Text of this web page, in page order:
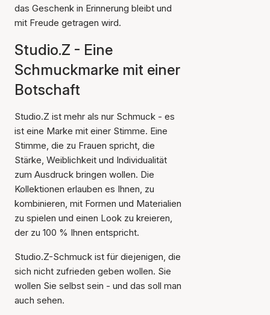
das Geschenk in Erinnerung bleibt und
mit Freude getragen wird.
Studio.Z - Eine
Schmuckmarke mit einer
Botschaft
Studio.Z ist mehr als nur Schmuck - es
ist eine Marke mit einer Stimme. Eine
Stimme, die zu Frauen spricht, die
Stärke, Weiblichkeit und Individualität
zum Ausdruck bringen wollen. Die
Kollektionen erlauben es Ihnen, zu
kombinieren, mit Formen und Materialien
zu spielen und einen Look zu kreieren,
der zu 100 % Ihnen entspricht.
Studio.Z-Schmuck ist für diejenigen, die
sich nicht zufrieden geben wollen. Sie
wollen Sie selbst sein - und das soll man
auch sehen.